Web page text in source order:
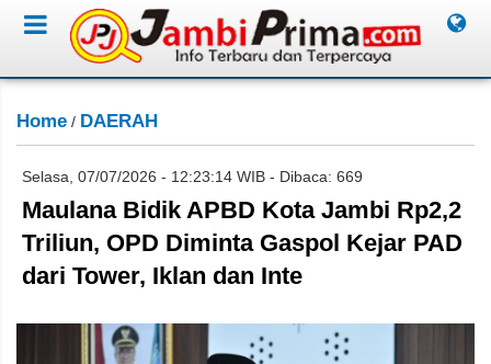
Home / DAERAH
Selasa, 07/07/2026 - 12:23:14 WIB - Dibaca: 669
Maulana Bidik APBD Kota Jambi Rp2,2
Triliun, OPD Diminta Gaspol Kejar PAD
dari Tower, Iklan dan Inte